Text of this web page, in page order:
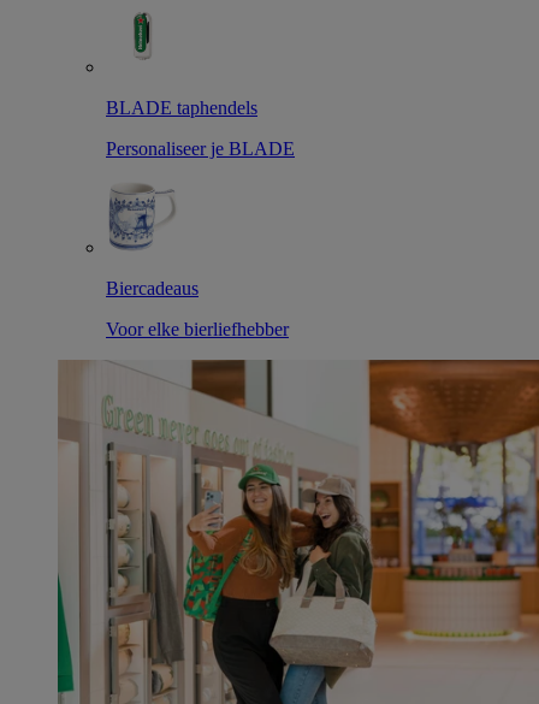
BLADE taphendels
Personaliseer je BLADE
Biercadeaus
Voor elke bierliefhebber